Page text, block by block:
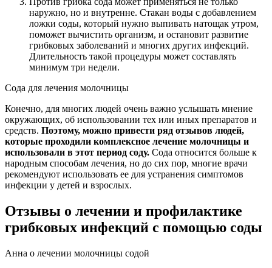
наружно, но и внутренне. Стакан воды с добавлением
ложки соды, который нужно выпивать натощак утром,
поможет вычистить организм, и остановит развитие
грибковых заболеваний и многих других инфекций.
Длительность такой процедуры может составлять
минимум три недели.
Сода для лечения молочницы
Конечно, для многих людей очень важно услышать мнение
окружающих, об использовании тех или иных препаратов и
средств. Поэтому, можно привести ряд отзывов людей,
которые проходили комплексное лечение молочницы и
использовали в этот период соду. Сода относится больше к
народным способам лечения, но до сих пор, многие врачи
рекомендуют использовать ее для устранения симптомов
инфекции у детей и взрослых.
Отзывы о лечении и профилактике
грибковых инфекций с помощью соды
Анна о лечении молочницы содой